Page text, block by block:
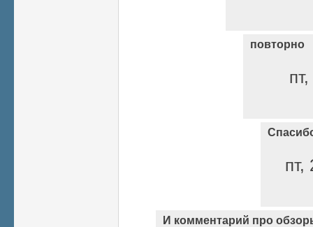
повторно
пт,
И комментарий про